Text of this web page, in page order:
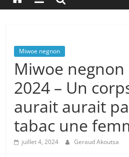
Miwoe negnon
Miwoe negnon
2024 – Un
aurait aurait
tabac une
juillet 4, 2024 Geraud Akoutsa